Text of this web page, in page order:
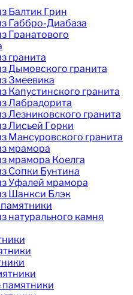
Балтик Грин
Габбро-Диабаза
Гранатового
гранита
Дымовского гранита
Змеевика
Капустинского гранита
Лабрадорита
Лезниковского гранита
Лисьей Горки
Мансуровского гранита
мрамора
мрамора Коелга
Сопки Бунтина
Уфалей мрамора
Шанкси Блэк
натурального камня